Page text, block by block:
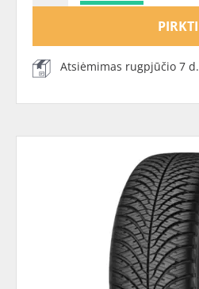
PIRKTI
Atsiėmimas rugpjūčio 7 d.